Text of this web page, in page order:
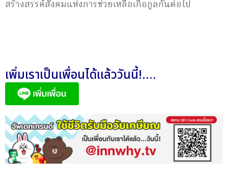
สร้างสรรค์สังคมแห่งการช่วยเหลือเกื้อกูลกันต่อไป
เพิ่มเราเป็นเพื่อนได้แล้ววันนี้!....